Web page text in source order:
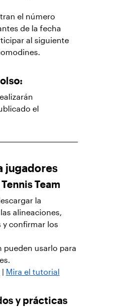
el número
de la fecha
al siguiente
el
jugadores
Team
la
alineaciones,
y confirmar los
pueden usarlo para
Mira el tutorial
y prácticas